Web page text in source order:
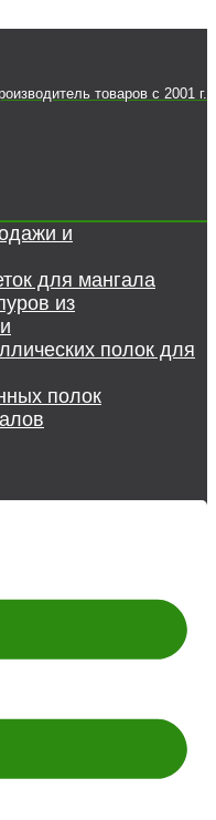
товаров c 2001 г.
и
для мангала
из
полок для
полок